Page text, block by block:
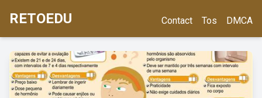
RETOEDU Contact Tos DMCA